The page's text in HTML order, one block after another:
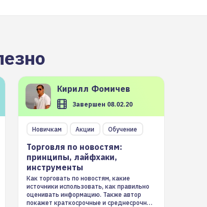
Кирилл Фомичев
Завершен 08.02.20
Новичкам Акции Обучение
Торговля по новостям:
принципы, лайфхаки,
инструменты
Как торговать по новостям, какие
источники использовать, как правильно
оценивать информацию. Также автор
покажет краткосрочные и среднесрочные